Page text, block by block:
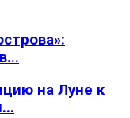
на Луне к